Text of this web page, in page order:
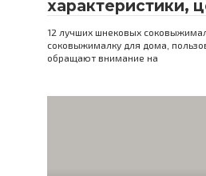
характеристики,
12 лучших шнековых
соковыжималку для дома,
обращают внимание на